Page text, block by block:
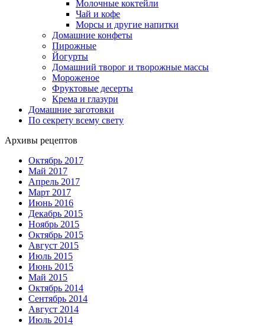
Молочные коктейли
Чай и кофе
Морсы и другие напитки
Домашние конфеты
Пирожные
Йогурты
Домашний творог и творожные массы
Мороженое
Фруктовые десерты
Крема и глазури
Домашние заготовки
По секрету всему свету
Архивы рецептов
Октябрь 2017
Май 2017
Апрель 2017
Март 2017
Июнь 2016
Декабрь 2015
Ноябрь 2015
Октябрь 2015
Август 2015
Июль 2015
Июнь 2015
Май 2015
Октябрь 2014
Сентябрь 2014
Август 2014
Июль 2014